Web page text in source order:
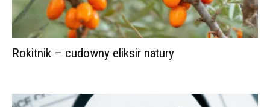
Rokitnik – cudowny eliksir natury